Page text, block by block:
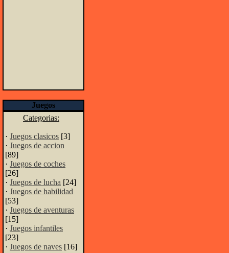
Juegos
Categorias:
· Juegos clasicos [3]
· Juegos de accion
[89]
· Juegos de coches
[26]
· Juegos de lucha [24]
· Juegos de habilidad
[53]
· Juegos de aventuras
[15]
· Juegos infantiles
[23]
· Juegos de naves [16]